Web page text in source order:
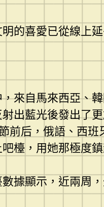
的喜愛已從線上
來自馬來西亞、
出藍光後發出了
前后，俄語、西
檯，用她那極度
數據顯示，近兩周